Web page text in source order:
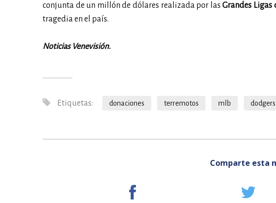
conjunta de un millón de dólares realizada por lasGrandes Ligas
tragedia en el país.
Noticias Venevisión.
Etiquetas: donaciones terremotos mlb dodgers
Comparte esta